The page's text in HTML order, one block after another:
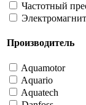
Частотный
Производитель
Aquamotor
Aquario
Aquatech